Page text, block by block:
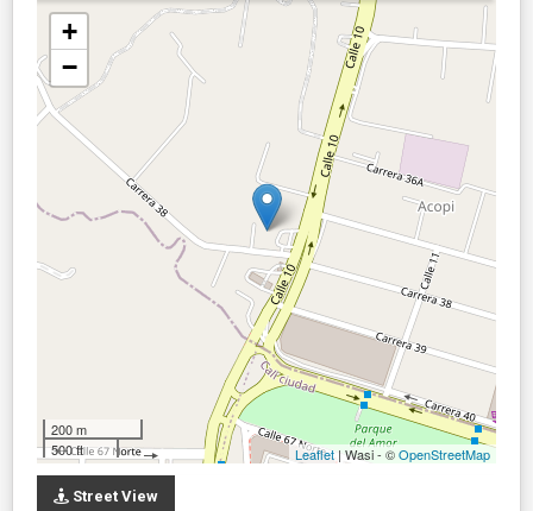
+
−
200 m
500 ft
Leaflet | Wasi - ©OpenStreetMap
Street View